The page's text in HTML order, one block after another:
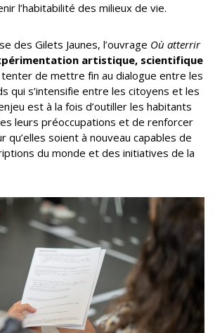
l’habitabilité des milieux de vie.
des Gilets Jaunes, l’ouvrage Où atterrir
artistique, scientifique
de mettre fin au dialogue entre les
qui s’intensifie entre les citoyens et les
est à la fois d’outiller les habitants
leurs préoccupations et de renforcer
qu’elles soient à nouveau capables de
du monde et des initiatives de la